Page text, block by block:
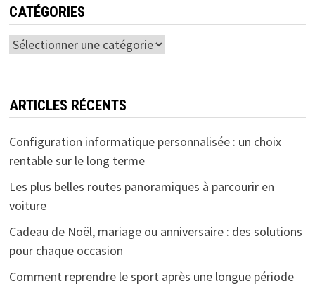
CATÉGORIES
Catégories
ARTICLES RÉCENTS
Configuration informatique personnalisée : un choix
rentable sur le long terme
Les plus belles routes panoramiques à parcourir en
voiture
Cadeau de Noël, mariage ou anniversaire : des solutions
pour chaque occasion
Comment reprendre le sport après une longue période